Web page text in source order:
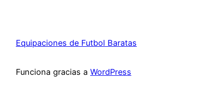
Equipaciones de Futbol Baratas
Funciona gracias a WordPress